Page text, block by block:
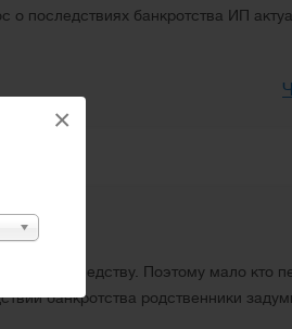
×
о последствиях банкротства ИП
по наследству. Поэтому мало кто
банкротства родственники